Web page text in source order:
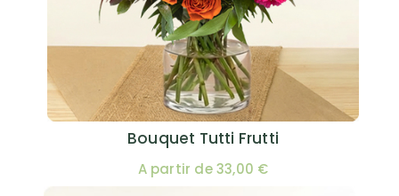
Bouquet Tutti Frutti
A partir de 33,00 €